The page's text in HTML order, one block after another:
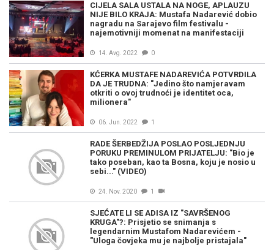
CIJELA SALA USTALA NA NOGE, APLAUZU
NIJE BILO KRAJA: Mustafa Nadarević dobio
nagradu na Sarajevo film festivalu -
najemotivniji momenat na manifestaciji
14. Avg. 2022 0
KĆERKA MUSTAFE NADAREVIĆA POTVRDILA
DA JE TRUDNA: "Jedino što namjeravam
otkriti o ovoj trudnoći je identitet oca,
milionera"
06. Jun. 2022 1
RADE ŠERBEDŽIJA POSLAO POSLJEDNJU
PORUKU PREMINULOM PRIJATELJU: "Bio je
tako poseban, kao ta Bosna, koju je nosio u
sebi..." (VIDEO)
24. Nov. 2020 1
SJEĆATE LI SE ADISA IZ "SAVRŠENOG
KRUGA"?: Prisjetio se snimanja s
legendarnim Mustafom Nadarevićem -
"Uloga čovjeka mu je najbolje pristajala"